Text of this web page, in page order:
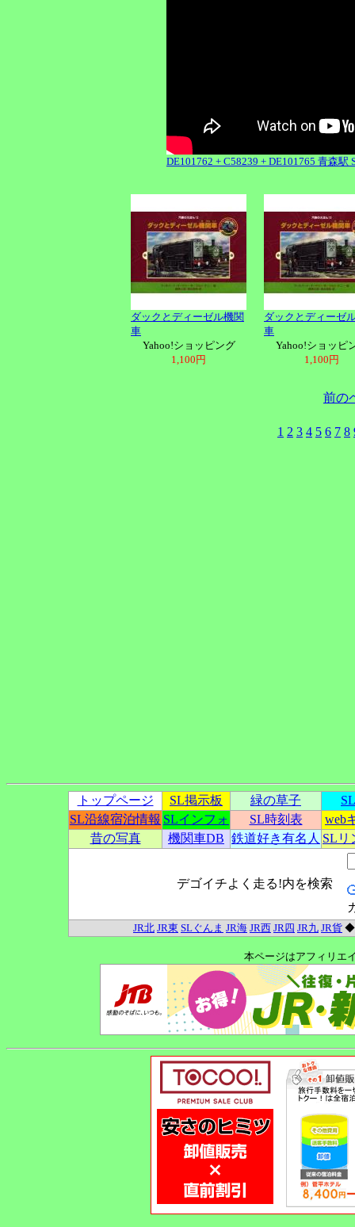
DE101762 + C58239 + DE101765 青森
ダックとディーゼル機関
車
Yahoo!ショッピング
1,100円
ダックとディーゼ
車
Yahoo!ショッピ
1,100円
前の
1 2 3 4 5 6 7 8
トップページ SL掲示板 緑の草子
SL沿線宿泊情報 SLインフォ SL時刻表
web
昔の写真
機関車DB 鉄道好き有名人 SLリ
デゴイチよく走る!内を検索
JR北 JR東 SLぐんま JR海 JR西 JR四 JR九 JR貨
本ページはアフィリエ